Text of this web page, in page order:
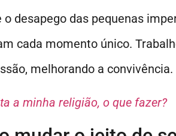
desapego das pequenas
cada momento único.
melhorando a convivência.
a minha religião, o que fazer?